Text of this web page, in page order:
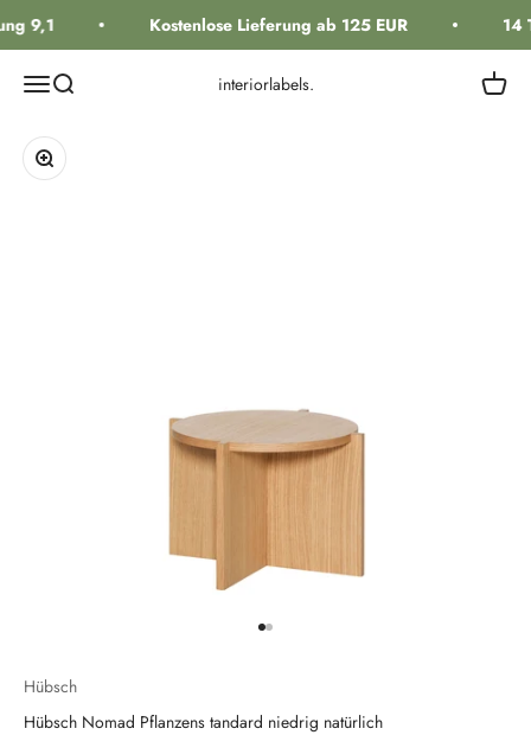
9,1 Kostenlose Lieferung ab 125 EUR 14
Navigationsmenü öffnen
Suche öffnen interiorlabels.
Bild vergrößern
Hübsch
Hübsch Nomad Pflanzens tandard niedrig natürlich